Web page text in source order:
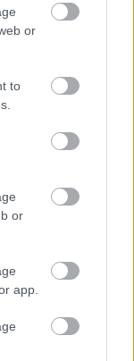
or
to
or
app.